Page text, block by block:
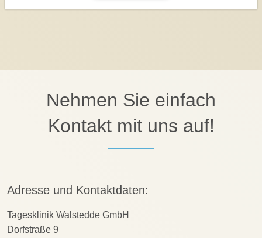
Nehmen Sie einfach
Kontakt mit uns auf!
Adresse und Kontaktdaten:
Tagesklinik Walstedde GmbH
Dorfstraße 9